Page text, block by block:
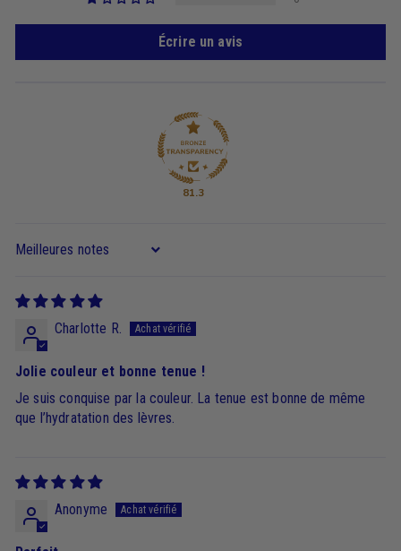
Écrire un avis
81.3
Sort by
Charlotte R.
Jolie couleur et bonne tenue !
Je suis conquise par la couleur. La tenue est bonne de même
que l’hydratation des lèvres.
Anonyme